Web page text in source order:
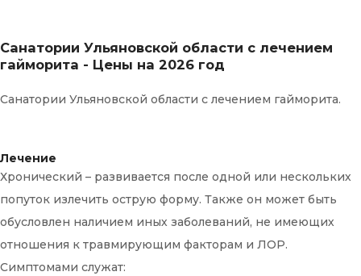
Санатории Ульяновской области с лечением
гайморита - Цены на 2026 год
Санатории Ульяновской области с лечением гайморита.
Лечение
Хронический – развивается после одной или нескольких
попуток излечить острую форму. Также он может быть
обусловлен наличием иных заболеваний, не имеющих
отношения к травмирующим факторам и ЛОР.
Симптомами служат: